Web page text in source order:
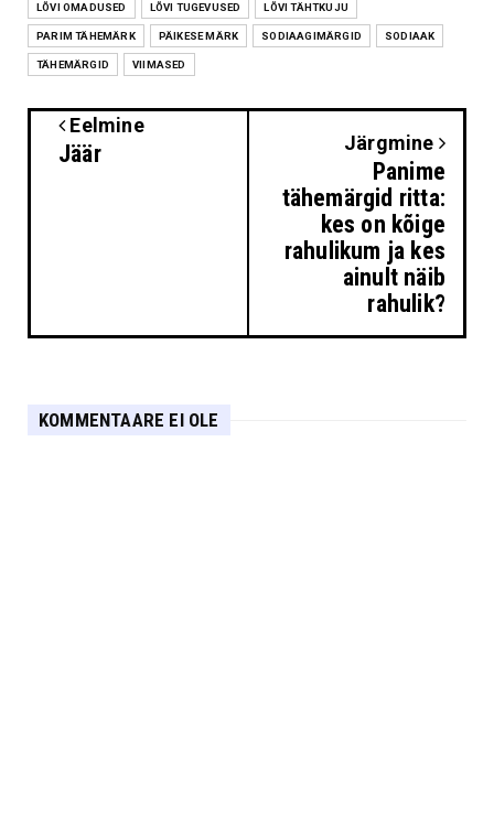
LÕVI OMADUSED LÕVI TUGEVUSED LÕVI TÄHTKUJU
PARIM TÄHEMÄRK PÄIKESE MÄRK SODIAAGIMÄRGID SODIAAK
TÄHEMÄRGID VIIMASED
Eelmine
Jäär Järgmine
Panime
tähemärgid ritta:
kes on kõige
rahulikum ja kes
ainult näib
rahulik?
KOMMENTAARE EI OLE